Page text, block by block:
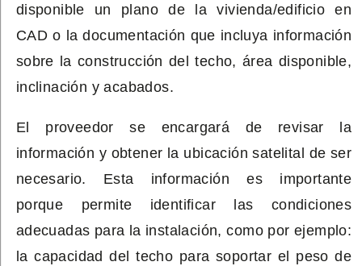
disponible un plano de la vivienda/edificio en
CAD o la documentación que incluya información
sobre la construcción del techo, área disponible,
inclinación y acabados.
El proveedor se encargará de revisar la
información y obtener la ubicación satelital de ser
necesario. Esta información es importante
porque permite identificar las condiciones
adecuadas para la instalación, como por ejemplo:
la capacidad del techo para soportar el peso de